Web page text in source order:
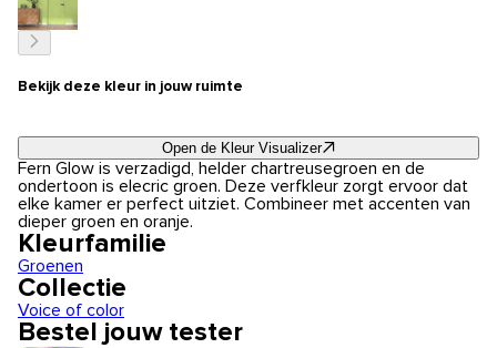
Bekijk deze kleur in jouw ruimte
Open de Kleur Visualizer
Fern Glow is verzadigd, helder chartreusegroen en de
ondertoon is elecric groen. Deze verfkleur zorgt ervoor dat
elke kamer er perfect uitziet. Combineer met accenten van
dieper groen en oranje.
Kleurfamilie
Groenen
Collectie
Voice of color
Bestel jouw tester